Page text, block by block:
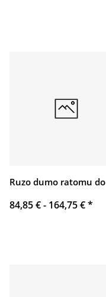
Ruzo dumo ratomu do
84,85 € - 164,75 €*